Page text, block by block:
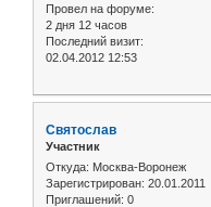
Провел на форуме:
2 дня 12 часов
Последний визит:
02.04.2012 12:53
Святослав
Участник
Откуда: Москва-Воронеж
Зарегистрирован: 20.01.2011
Приглашений: 0